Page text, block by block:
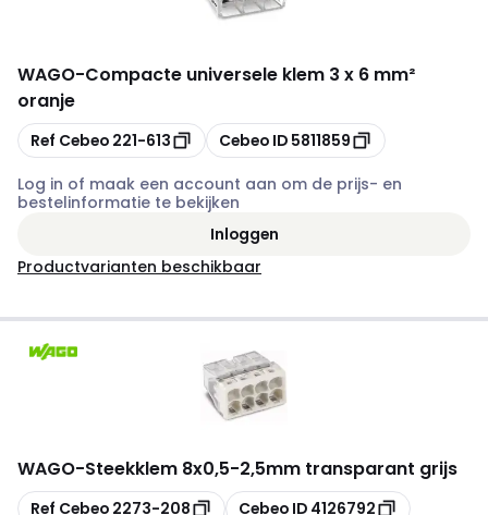
WAGO-Compacte universele klem 3 x 6 mm²
oranje
Kopiëren
Ref Cebeo 221-613 Kopiëren
Cebeo ID 5811859
Log in of maak een account aan om de prijs- en
bestelinformatie te bekijken
Inloggen
Productvarianten beschikbaar
WAGO-Steekklem 8x0,5-2,5mm transparant grijs
Kopiëren
Ref Cebeo 2273-208 Kopiëren
Cebeo ID 4126792